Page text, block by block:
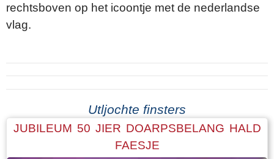
rechtsboven op het icoontje met de nederlandse
vlag.
Utljochte finsters
JUBILEUM 50 JIER DOARPSBELANG HALD
FAESJE